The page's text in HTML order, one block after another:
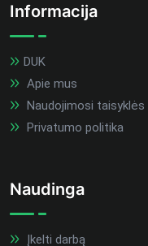
Informacija
DUK
Apie mus
Naudojimosi taisyklės
Privatumo politika
Naudinga
Įkelti darbą